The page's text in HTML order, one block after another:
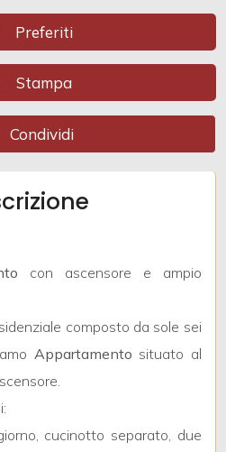
Preferiti: Cod. CR-mls2232
Preferiti
Stampa: Cod. CR-mls2232
Stampa
Condividi
Condividi
con ascensore e ampio
composto da sole sei
Appartamento situato al
cucinotto separato, due